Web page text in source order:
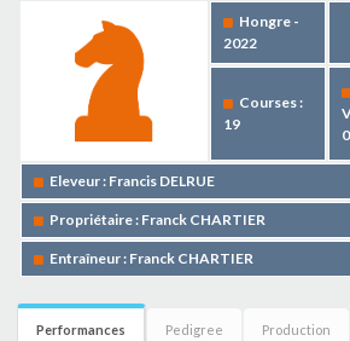
Hongre -
2022
Courses :
19
0
Eleveur : Francis DELRUE
Propriétaire : Franck CHARTIER
Entraîneur : Franck CHARTIER
Performances Pedigree Production